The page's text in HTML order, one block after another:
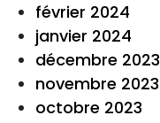
février 2024
janvier 2024
décembre 2023
novembre 2023
octobre 2023